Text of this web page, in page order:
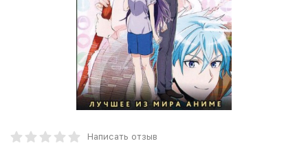
Написать отзыв